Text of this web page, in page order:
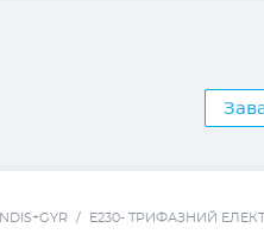
/ Е230- ТРИФАЗНИЙ